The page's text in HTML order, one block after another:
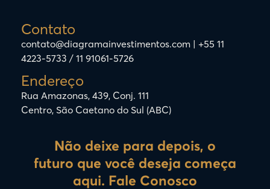
Contato
contato@diagramainvestimentos.com | +55 11
4223-5733 / 11 91061-5726
Endereço
Rua Amazonas, 439, Conj. 111
Centro, São Caetano do Sul (ABC)
Não deixe para depois, o
futuro que você deseja começa
aqui. Fale Conosco